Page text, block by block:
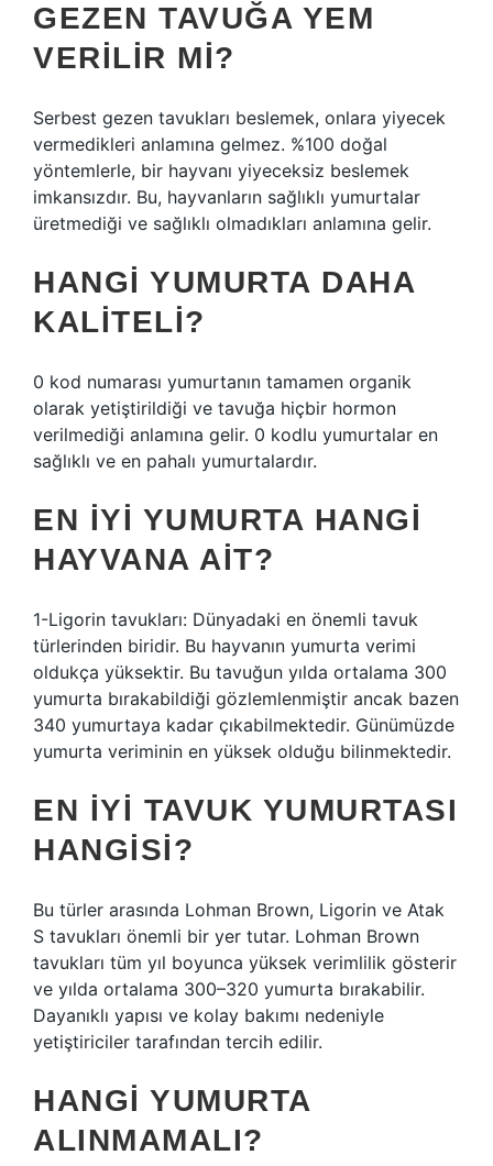
GEZEN TAVUĞA YEM
VERILIR MI?
Serbest gezen tavukları beslemek, onlara yiyecek
vermedikleri anlamına gelmez. %100 doğal
yöntemlerle, bir hayvanı yiyeceksiz beslemek
imkansızdır. Bu, hayvanların sağlıklı yumurtalar
üretmediği ve sağlıklı olmadıkları anlamına gelir.
HANGI YUMURTA DAHA
KALITELI?
0 kod numarası yumurtanın tamamen organik
olarak yetiştirildiği ve tavuğa hiçbir hormon
verilmediği anlamına gelir. 0 kodlu yumurtalar en
sağlıklı ve en pahalı yumurtalardır.
EN IYI YUMURTA HANGI
HAYVANA AIT?
1-Ligorin tavukları: Dünyadaki en önemli tavuk
türlerinden biridir. Bu hayvanın yumurta verimi
oldukça yüksektir. Bu tavuğun yılda ortalama 300
yumurta bırakabildiği gözlemlenmiştir ancak bazen
340 yumurtaya kadar çıkabilmektedir. Günümüzde
yumurta veriminin en yüksek olduğu bilinmektedir.
EN IYI TAVUK YUMURTASI
HANGISI?
Bu türler arasında Lohman Brown, Ligorin ve Atak
S tavukları önemli bir yer tutar. Lohman Brown
tavukları tüm yıl boyunca yüksek verimlilik gösterir
ve yılda ortalama 300–320 yumurta bırakabilir.
Dayanıklı yapısı ve kolay bakımı nedeniyle
yetiştiriciler tarafından tercih edilir.
HANGI YUMURTA
ALINMAMALI?